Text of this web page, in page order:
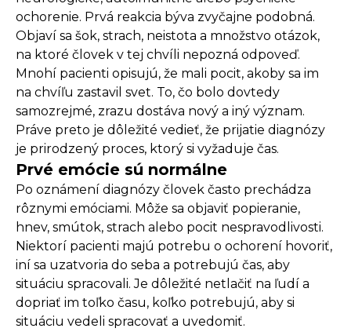
ochorenie. Prvá reakcia býva zvyčajne podobná.
Objaví sa šok, strach, neistota a množstvo otázok,
na ktoré človek v tej chvíli nepozná odpoveď.
Mnohí pacienti opisujú, že mali pocit, akoby sa im
na chvíľu zastavil svet. To, čo bolo dovtedy
samozrejmé, zrazu dostáva nový a iný význam.
Práve preto je dôležité vedieť, že prijatie diagnózy
je prirodzený proces, ktorý si vyžaduje čas.
Prvé emócie sú normálne
Po oznámení diagnózy človek často prechádza
rôznymi emóciami. Môže sa objaviť popieranie,
hnev, smútok, strach alebo pocit nespravodlivosti.
Niektorí pacienti majú potrebu o ochorení hovoriť,
iní sa uzatvoria do seba a potrebujú čas, aby
situáciu spracovali. Je dôležité netlačiť na ľudí a
dopriať im toľko času, koľko potrebujú, aby si
situáciu vedeli spracovať a uvedomiť.